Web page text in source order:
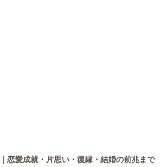
恋愛成就・片思い・復縁・結婚の前兆まで